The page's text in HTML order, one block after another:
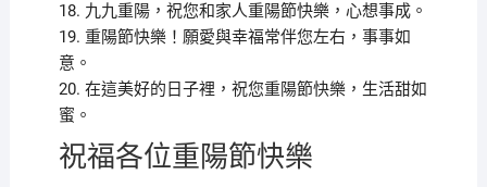
18. 九九重陽，祝您和家人重陽節快樂，心想事成。
19. 重陽節快樂！願愛與幸福常伴您左右，事事如
意。
20. 在這美好的日子裡，祝您重陽節快樂，生活甜如
蜜。
祝福各位重陽節快樂